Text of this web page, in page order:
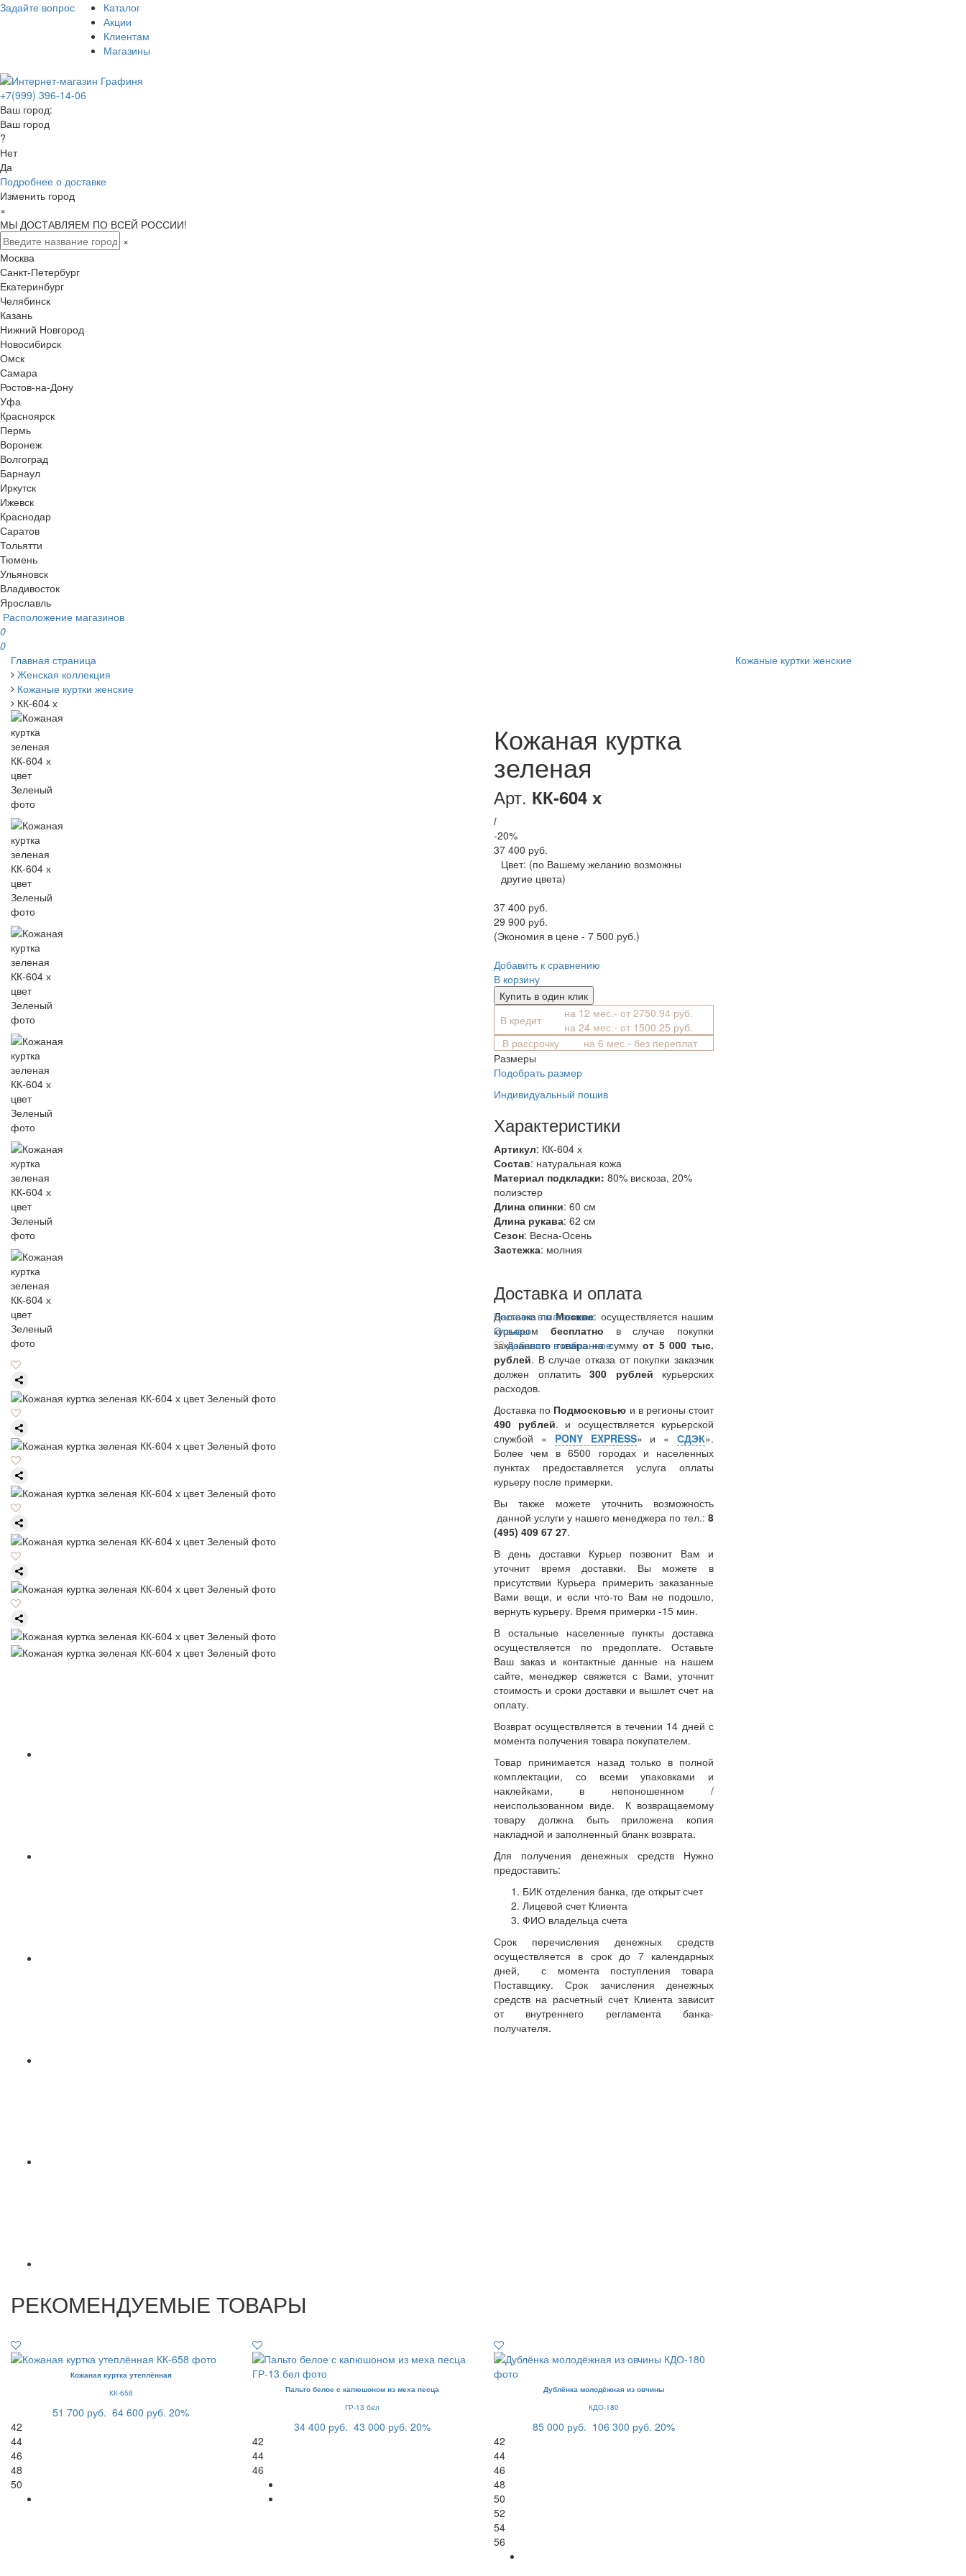
Задайте вопрос
Каталог
Акции
Клиентам
Магазины
+7(999) 396-14-06
Ваш город:
Ваш город
?
Нет
Да
Подробнее о доставке
Изменить город
×
МЫ ДОСТАВЛЯЕМ ПО ВСЕЙ РОССИИ!
×
Москва
Санкт-Петербург
Екатеринбург
Челябинск
Казань
Нижний Новгород
Новосибирск
Омск
Самара
Ростов-на-Дону
Уфа
Красноярск
Пермь
Воронеж
Волгоград
Барнаул
Иркутск
Ижевск
Краснодар
Саратов
Тольятти
Тюмень
Ульяновск
Владивосток
Ярославль
Расположение магазинов
0
0
Главная страница
Женская коллекция
Кожаные куртки женские
КК-604 х
Кожаная куртка
зеленая
Арт. КК-604 х
i
-20%
37 400 руб.
Цвет: (по Вашему желанию возможны
другие цвета)
37 400 руб.
29 900 руб.
(Экономия в цене - 7 500 руб.)
Добавить к сравнению
В корзину
Купить в один клик
В кредит
на 12 мес.- от 2750.94 руб.
на 24 мес.- от 1500.25 руб.
В рассрочку
на 6 мес.- без переплат
Размеры
Подобрать размер
Индивидуальный пошив
Характеристики
Артикул: КК-604 х
Состав: натуральная кожа
Материал подкладки: 80% вискоза, 20%
полиэстер
Длина спинки: 60 см
Длина рукава: 62 см
Сезон: Весна-Осень
Застежка: молния
Доставка и оплата
Доставка поМоскве: осуществляется нашим
курьером бесплатно в случае покупки
заказанного товара на суммуот 5 000 тыс.
рублей. В случае отказа от покупки заказчик
должен оплатить 300 рублей курьерских
расходов.
Доставка по Подмосковью и в регионы стоит
490 рублей. и осуществляется курьерской
службой « PONY EXPRESS» и «СДЭК».
Более чем в 6500 городах и населенных
пунктах предоставляется услуга оплаты
курьеру после примерки.
Вы также можете уточнить возможность
данной услуги у нашего менеджера по тел.: 8
(495) 409 67 27.
В день доставки Курьер позвонит Вам и
уточнит время доставки. Вы можете в
присутствии Курьера примерить заказанные
Вами вещи, и если что-то Вам не подошло,
вернуть курьеру. Время примерки -15 мин.
В остальные населенные пункты доставка
осуществляется по предоплате. Оставьте
Ваш заказ и контактные данные на нашем
сайте, менеджер свяжется с Вами, уточнит
стоимость и сроки доставки и вышлет счет на
оплату.
Возврат осуществляется в течении 14 дней с
момента получения товара покупателем.
Товар принимается назад только в полной
комплектации, со всеми упаковками и
наклейками, в непоношенном /
неиспользованном виде. К возвращаемому
товару должна быть приложена копия
накладной и заполненный бланк возврата.
Для получения денежных средств Нужно
предоставить:
БИК отделения банка, где открыт счет
Лицевой счет Клиента
ФИО владельца счета
Срок перечисления денежных средств
осуществляется в срок до 7 календарных
дней, с момента поступления товара
Поставщику. Срок зачисления денежных
средств на расчетный счет Клиента зависит
от внутреннего регламента банка-
получателя.
Наличие в магазинах
Отзывы
Добавить в избранное
РЕКОМЕНДУЕМЫЕ ТОВАРЫ
Кожаная куртка утеплённая
КК-658
51 700 руб. 64 600 руб. 20%
42
44
46
48
50
Пальто белое с капюшоном из меха песца
ГР-13 бел
34 400 руб. 43 000 руб. 20%
42
44
46
Дублёнка молодёжная из овчины
КДО-180
85 000 руб. 106 300 руб. 20%
42
44
46
48
50
52
54
56
Кожаные куртки женские